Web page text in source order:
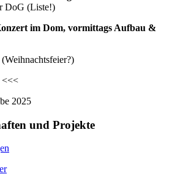
DoG (Liste!)
im Dom, vormittags Aufbau &
<<<
2025
und Projekte